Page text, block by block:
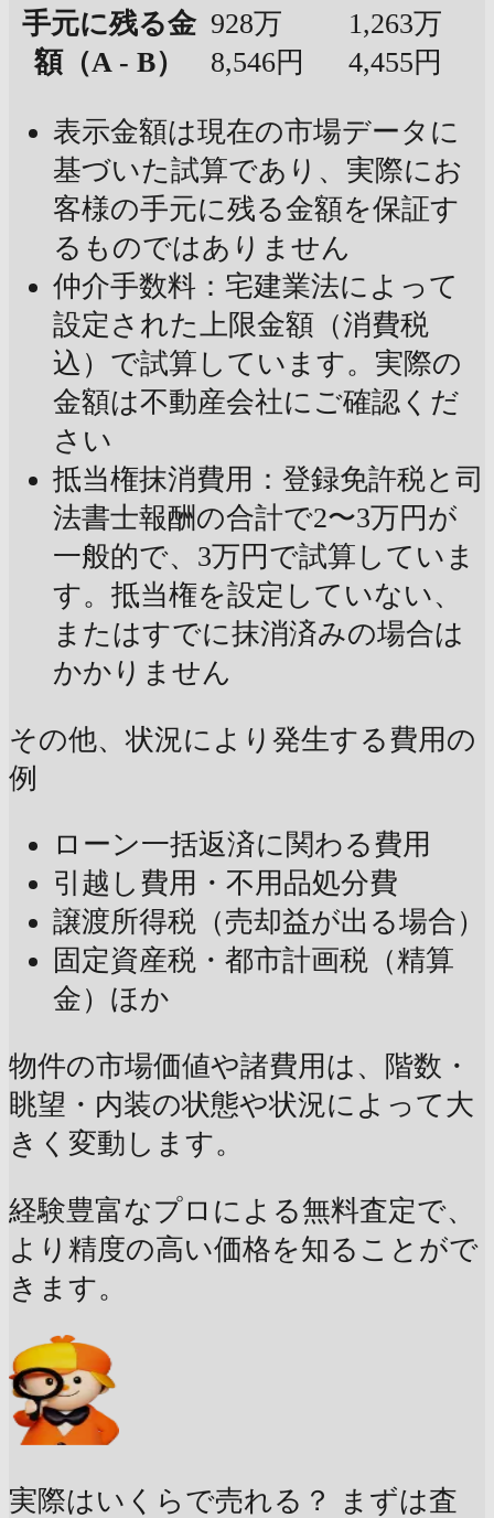
手元に残る金
額（A - B）
928万
8,546円
1,263万
4,455円
表示金額は現在の市場データに
基づいた試算であり、実際にお
客様の手元に残る金額を保証す
るものではありません
仲介手数料：宅建業法によって
設定された上限金額（消費税
込）で試算しています。実際の
金額は不動産会社にご確認くだ
さい
抵当権抹消費用：登録免許税と司
法書士報酬の合計で2〜3万円が
一般的で、3万円で試算していま
す。抵当権を設定していない、
またはすでに抹消済みの場合は
かかりません
その他、状況により発生する費用の
例
ローン一括返済に関わる費用
引越し費用・不用品処分費
譲渡所得税（売却益が出る場合）
固定資産税・都市計画税（精算
金）ほか
物件の市場価値や諸費用は、階数・
眺望・内装の状態や状況によって大
きく変動します。
経験豊富なプロによる無料査定で、
より精度の高い価格を知ることがで
きます。
実際はいくらで売れる？
まずは査